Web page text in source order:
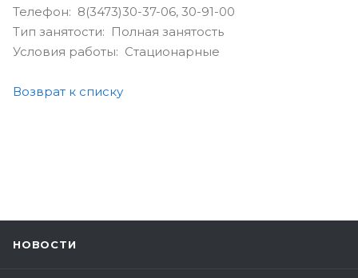
Телефон: 8(3473)30-37-06, 30-91-00
Тип занятости: Полная занятость
Условия работы: Стационарные
Возврат к списку
НОВОСТИ